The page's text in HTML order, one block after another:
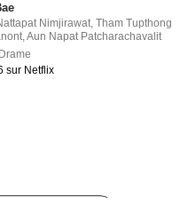
Nimjirawat,Tham Tupthong
,Aun Napat Patcharachavalit
Drame
sur Netflix